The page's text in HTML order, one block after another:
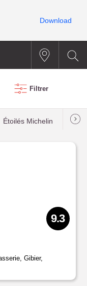
Filtrer
Étoilés Michelin Les
9.3
Gibier,
Download